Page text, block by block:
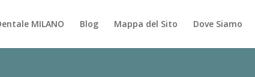
MILANO Blog Mappa del Sito Dove Siamo